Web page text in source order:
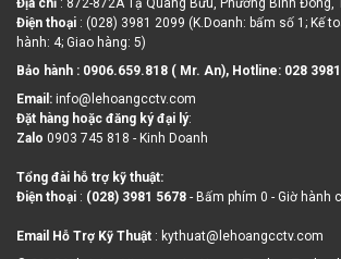
Điện thoại : (028) 3981 2099 (K.Doanh: bấm số 1; Kế
hành: 4; Giao hàng: 5)
Đặt hàng hoặc đăng ký đại lý:
Zalo 0903 745 818 - Kinh Doanh
Điện thoại:(028) 3981 5678